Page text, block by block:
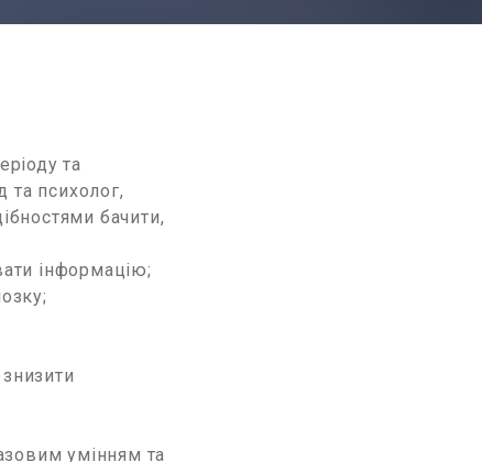
та
та психолог,
бачити,
інформацію;
умінням та